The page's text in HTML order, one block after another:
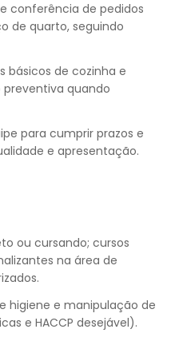
conferência de pedidos
de quarto, seguindo
básicos de cozinha e
quando
para cumprir prazos e
e apresentação.
ou cursando; cursos
na área de
higiene e manipulação de
e HACCP desejável).